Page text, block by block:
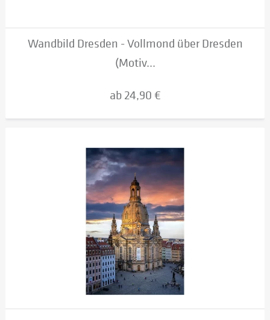
Wandbild Dresden - Vollmond über Dresden
(Motiv...
ab 24,90 €